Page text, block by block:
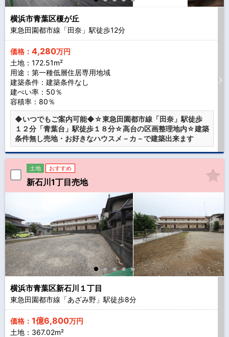
横浜市青葉区榎が丘
東急田園都市線「田奈」駅徒歩12分
価格： 4,280万円
土地：172.51m²
用途：第一種低層住居専用地域
建築条件： 建築条件なし
建ぺい率：50％
容積率：80％
◆いつでもご案内可能◆☆東急田園都市線「田奈」駅徒歩
１２分「青葉台」駅徒歩１８分☆高台の区画整理地内☆建築
条件無し売地・お好きなハウスメ－カ－で建築出来ます
土地 おすすめ
新石川1丁目売地
横浜市青葉区新石川１丁目
東急田園都市線「あざみ野」駅徒歩8分
価格： 1億6,800万円
土地：367.02m²